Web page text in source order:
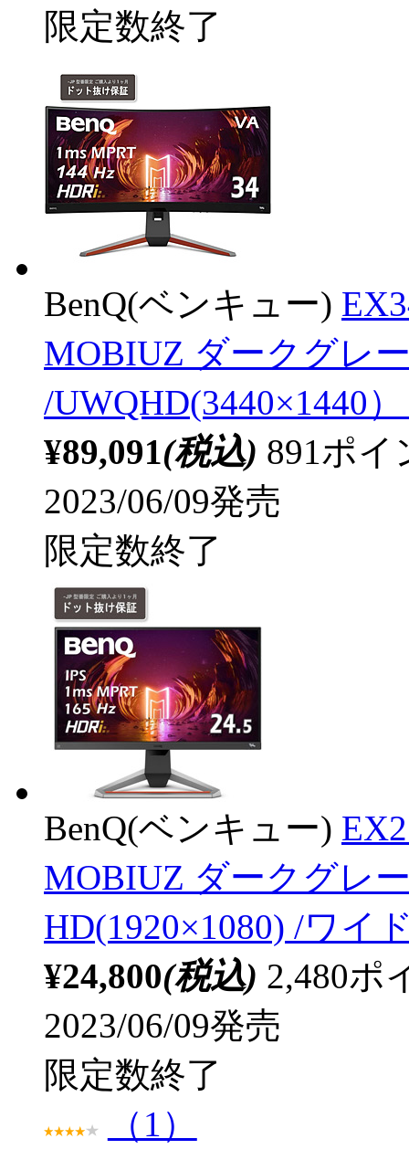
限定数終了
BenQ(ベンキュー)
MOBIUZ ダークグレ
/UWQHD(3440×1440
¥89,091(税込) 891ポ
2023/06/09発売
限定数終了
BenQ(ベンキュー)
MOBIUZ ダークグレ
HD(1920×1080) /ワイ
¥24,800(税込) 2,480ポ
2023/06/09発売
限定数終了
（1）